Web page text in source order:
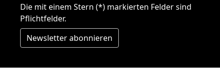
Die mit einem Stern (*) markierten Felder sind
Pflichtfelder.
Newsletter abonnieren